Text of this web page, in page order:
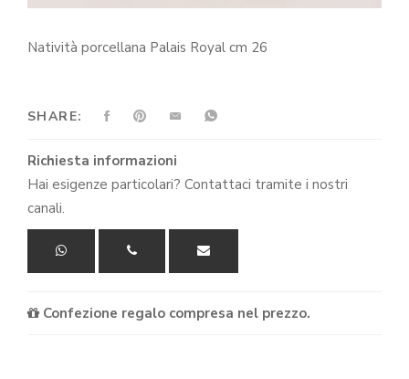
Natività porcellana Palais Royal cm 26
SHARE:
Richiesta informazioni
Hai esigenze particolari? Contattaci tramite i nostri
canali.
Confezione regalo compresa nel prezzo.